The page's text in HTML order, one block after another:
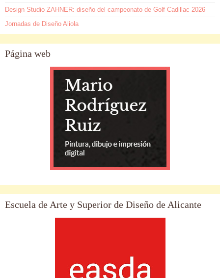
Design Studio ZAHNER: diseño del campeonato de Golf Cadillac 2026
Jornadas de Diseño Aliola
Página web
Escuela de Arte y Superior de Diseño de Alicante